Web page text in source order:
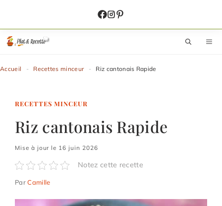
contenu
Accueil - Recettes minceur - Riz cantonais Rapide
RECETTES MINCEUR
Riz cantonais Rapide
Mise à jour le 16 juin 2026
Notez cette recette
ParCamille